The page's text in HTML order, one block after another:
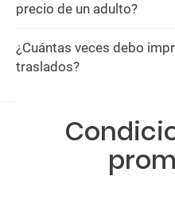
precio de un adulto?
¿Cuántas veces debo
traslados?